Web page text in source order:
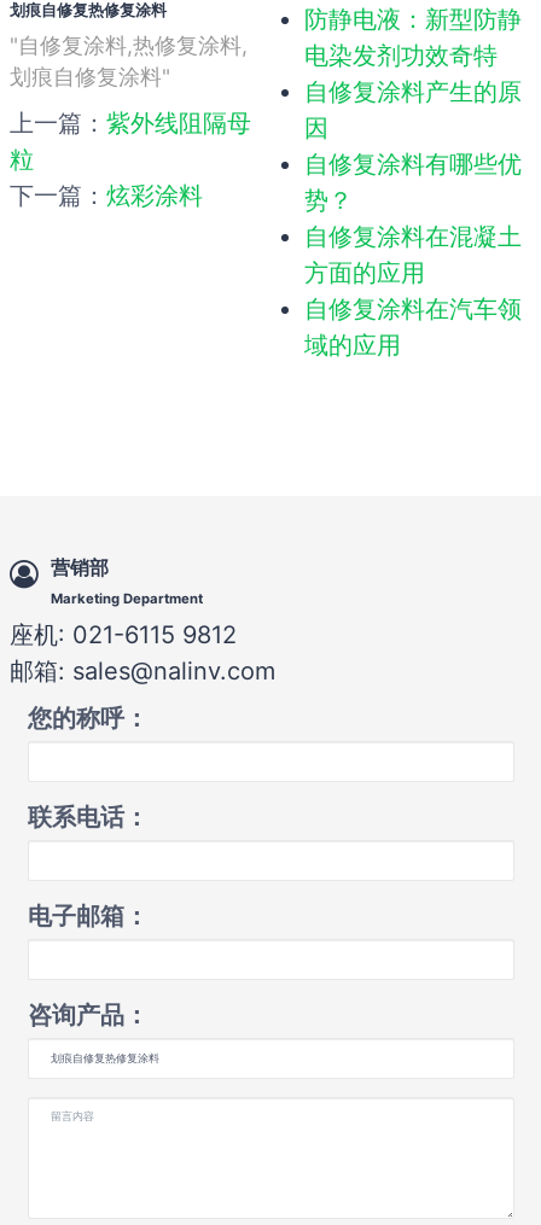
划痕自修复热修复涂料
"自修复涂料,热修复涂料,
划痕自修复涂料"
上一篇： 紫外线阻隔母
粒
下一篇： 炫彩涂料
防静电液：新型防静
电染发剂功效奇特
自修复涂料产生的原
因
自修复涂料有哪些优
势？
自修复涂料在混凝土
方面的应用
自修复涂料在汽车领
域的应用
营销部
Marketing Department
座机: 021-6115 9812
邮箱: sales@nalinv.com
您的称呼：
联系电话：
电子邮箱：
咨询产品：